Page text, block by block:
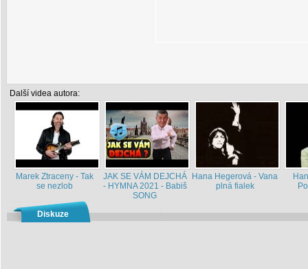
Další videa autora:
Marek Ztraceny - Tak
se nezlob
JAK SE VÁM DEJCHÁ
- HYMNA 2021 - Babiš
SONG
Hana Hegerová - Vana
plná fialek
Diskuze